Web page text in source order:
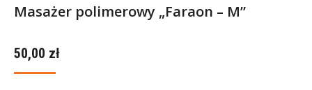
Masażer polimerowy „Faraon – M”
50,00 zł